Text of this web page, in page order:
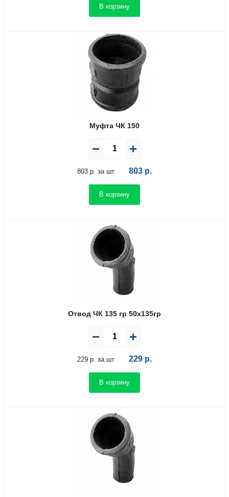
В корзину
Муфта ЧК 150
803 р. за шт 803 р.
В корзину
Отвод ЧК 135 гр 50х135гр
229 р. за шт 229 р.
В корзину